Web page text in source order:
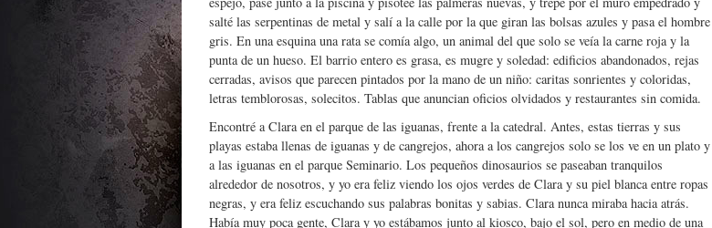
salté las serpentinas de metal y salí a la calle por la que giran las bolsas azules y pasa el hombre
gris. En una esquina una rata se comía algo, un animal del que solo se veía la carne roja y la
punta de un hueso. El barrio entero es grasa, es mugre y soledad: edificios abandonados, rejas
cerradas, avisos que parecen pintados por la mano de un niño: caritas sonrientes y coloridas,
letras temblorosas, solecitos. Tablas que anuncian oficios olvidados y restaurantes sin comida.
Encontré a Clara en el parque de las iguanas, frente a la catedral. Antes, estas tierras y sus
playas estaba llenas de iguanas y de cangrejos, ahora a los cangrejos solo se los ve en un plato y
a las iguanas en el parque Seminario. Los pequeños dinosaurios se paseaban tranquilos
alrededor de nosotros, y yo era feliz viendo los ojos verdes de Clara y su piel blanca entre ropas
negras, y era feliz escuchando sus palabras bonitas y sabias. Clara nunca miraba hacia atrás.
Había muy poca gente, Clara y yo estábamos junto al kiosco, bajo el sol, pero en medio de una